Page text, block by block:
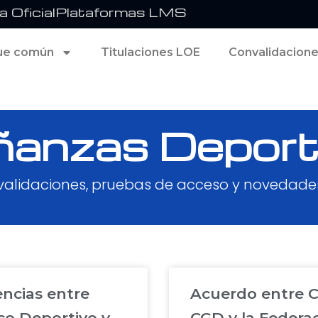
OficialPlataformas LMS
común Titulaciones LOE
pruebas de acceso y
entre
Acuerdo entre